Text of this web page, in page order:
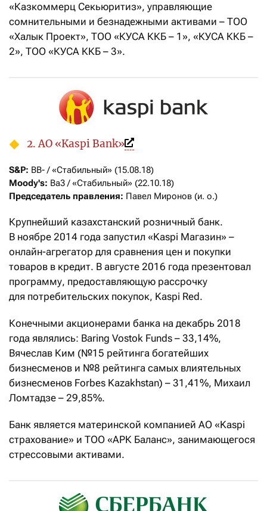
«Казкоммерц Секьюритиз», управляющие
сомнительными и безнадежными активами – ТОО
«Халык Проект», ТОО «КУСА ККБ – 1», «КУСА ККБ –
2», ТОО «КУСА ККБ – 3».
2. АО «Kaspi Bank»
S&P:
Moody's:
Председатель правления: Павел Миронов (и. о.)
Крупнейший казахстанский розничный банк.
В ноябре 2014 года запустил «Kaspi Магазин» –
онлайн-агрегатор для сравнения цен и покупки
товаров в кредит. В августе 2016 года презентовал
программу, предоставляющую рассрочку
для потребительских покупок, Kaspi Red.
Конечными акционерами банка на декабрь 2018
года являлись: Baring Vostok Funds – 33,14%,
Вячеслав Ким (№15 рейтинга богатейших
бизнесменов и №8 рейтинга самых влиятельных
бизнесменов Forbes Kazakhstan) – 31,41%, Михаил
Ломтадзе – 29,85%.
Банк является материнской компанией АО «Kaspi
страхование» и ТОО «АРК Баланс», занимающегося
стрессовыми активами.